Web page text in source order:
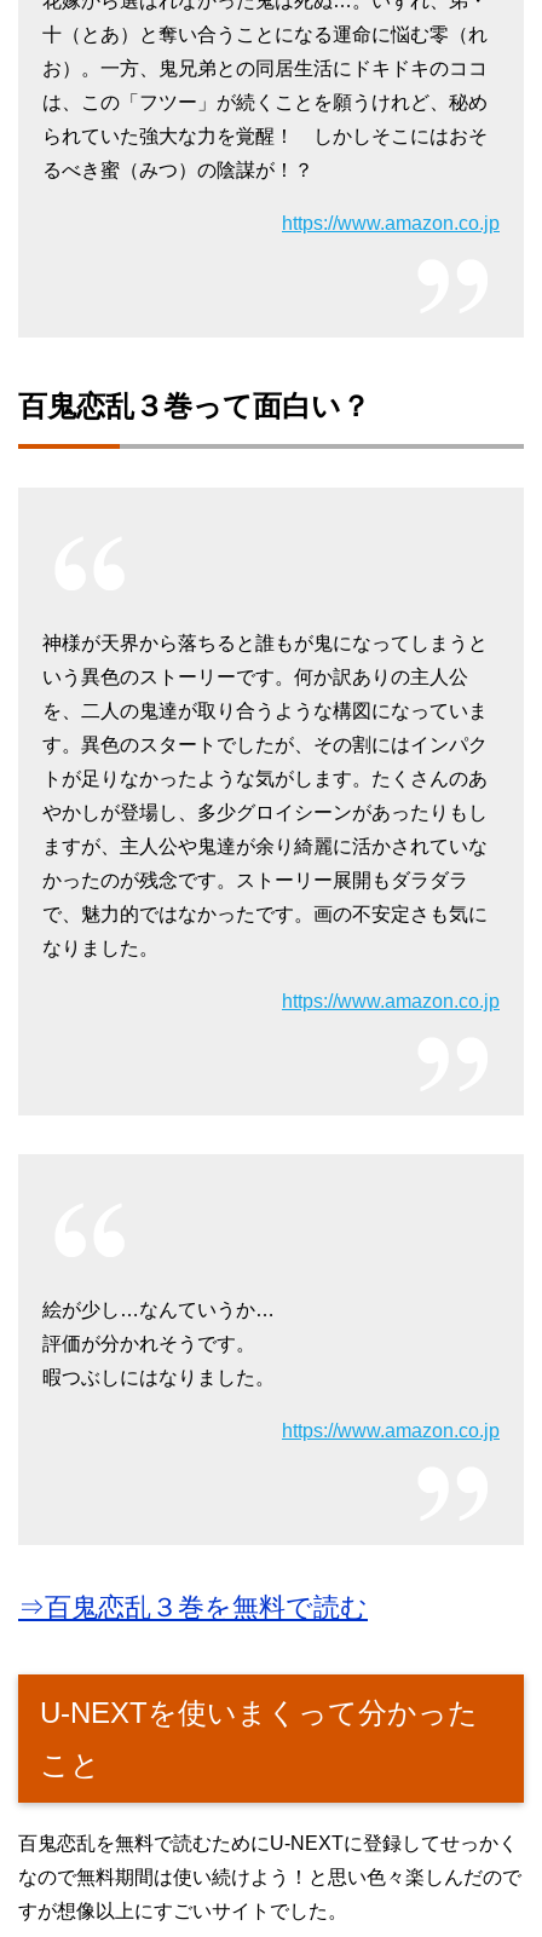
十（とあ）と奪い合うことになる運命に悩む零（れ
お）。一方、鬼兄弟との同居生活にドキドキのココ
は、この「フツー」が続くことを願うけれど、秘め
られていた強大な力を覚醒！ しかしそこにはおそ
るべき蜜（みつ）の陰謀が！？
https://www.amazon.co.jp
百鬼恋乱３巻って面白い？
神様が天界から落ちると誰もが鬼になってしまうと
いう異色のストーリーです。何か訳ありの主人公
を、二人の鬼達が取り合うような構図になっていま
す。異色のスタートでしたが、その割にはインパク
トが足りなかったような気がします。たくさんのあ
やかしが登場し、多少グロイシーンがあったりもし
ますが、主人公や鬼達が余り綺麗に活かされていな
かったのが残念です。ストーリー展開もダラダラ
で、魅力的ではなかったです。画の不安定さも気に
なりました。
https://www.amazon.co.jp
絵が少し…なんていうか…
評価が分かれそうです。
暇つぶしにはなりました。
https://www.amazon.co.jp
⇒百鬼恋乱３巻を無料で読む
U-NEXTを使いまくって分かった
こと
百鬼恋乱を無料で読むためにU-NEXTに登録してせっかく
なので無料期間は使い続けよう！と思い色々楽しんだので
すが想像以上にすごいサイトでした。